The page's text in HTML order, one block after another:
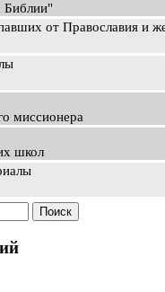
Библии"
от Православия и
миссионера
школ